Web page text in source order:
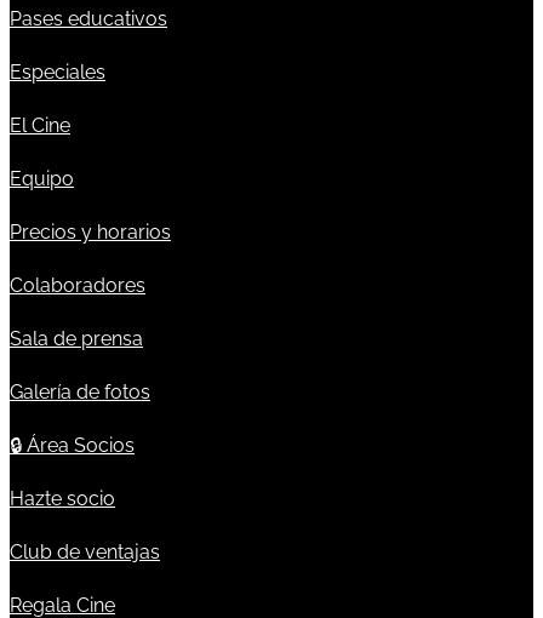
Pases educativos
Especiales
El Cine
Equipo
Precios y horarios
Colaboradores
Sala de prensa
Galería de fotos
🔒 Área Socios
Hazte socio
Club de ventajas
Regala Cine